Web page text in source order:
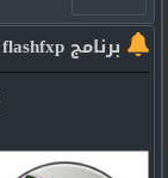
برنامج flashfxp مع السيريال